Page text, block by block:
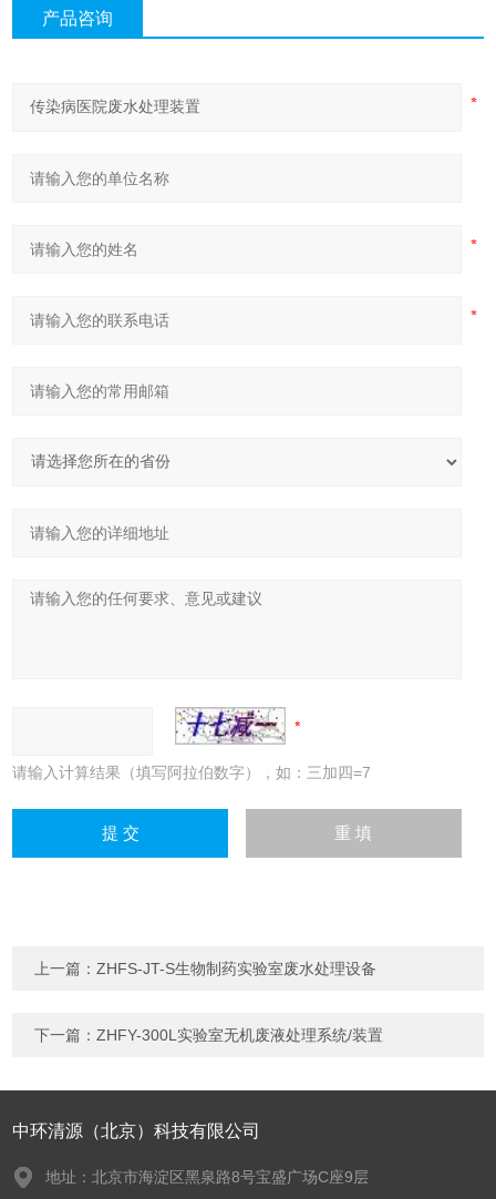
产品咨询
请输入计算结果（填写阿拉伯数字），如：三加四=7
上一篇：ZHFS-JT-S生物制药实验室废水处理设备
下一篇：ZHFY-300L实验室无机废液处理系统/装置
中环清源（北京）科技有限公司
地址：北京市海淀区黑泉路8号宝盛广场C座9层